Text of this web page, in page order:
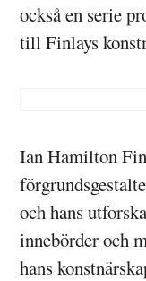
också en serie
till Finlays
Ian Hamilton
och hans
innebörder och
hans